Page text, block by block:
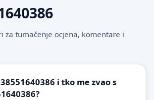
za tumačenje ocjena, komentare i
i tko me zvao s